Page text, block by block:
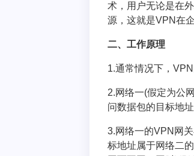
术，用户无论是在
源，这就是VPN在
二、工作原理
1.通常情况下，
2.网络一(假定为公
问数据包的目标地
3.网络一的VPN网
标地址属于网络二